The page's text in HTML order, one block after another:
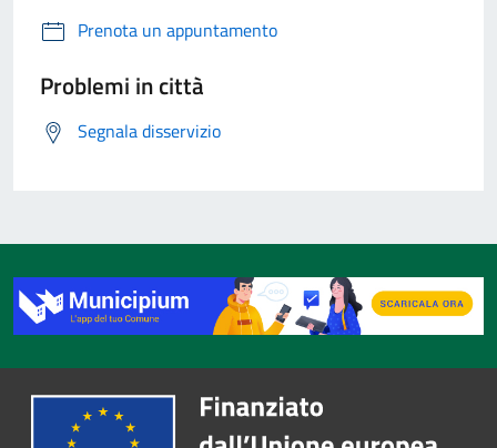
Prenota un appuntamento
Problemi in città
Segnala disservizio